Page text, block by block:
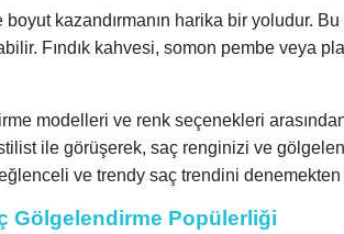
kazandırmanın harika bir yoludur. Bu
Fındık kahvesi, somon pembe veya
modelleri ve renk seçenekleri
ile görüşerek, saç renginizi ve
ve trendy saç trendini
Gölgelendirme Popülerliği